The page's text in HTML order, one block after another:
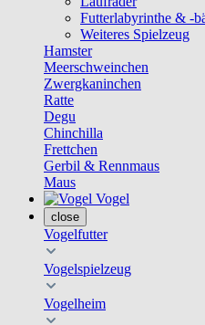
Futterlabyrinthe & -
Weiteres Spielzeug
Hamster
Meerschweinchen
Zwergkaninchen
Ratte
Degu
Chinchilla
Frettchen
Gerbil & Rennmaus
Maus
Vogel
close
Vogelfutter
Vogelspielzeug
Vogelheim